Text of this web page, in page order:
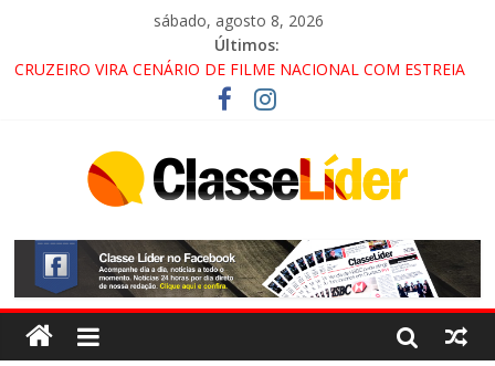
sábado, agosto 8, 2026
Últimos:
CRUZEIRO VIRA CENÁRIO DE FILME NACIONAL COM ESTREIA
PROMOTOR DO GAECO
ACESSO À APARECIDA NA DUTRA SERÁ BLOQUEADO NO FIM
ALTERNATIVAS
LORENA, PINDAMONHANGABA E QUELUZ NA RETA FINAL
PELA FÁBRICA DA COCA-COLA!